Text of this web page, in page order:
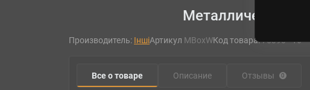
Металлическая
Производитель: ІншіАртикул MBoxWКод товара:75390~16
Все о товаре Описание Отзывы 0